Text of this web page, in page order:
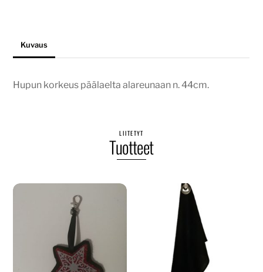
Kuvaus
Hupun korkeus päälaelta alareunaan n. 44cm.
LIITETYT
Tuotteet